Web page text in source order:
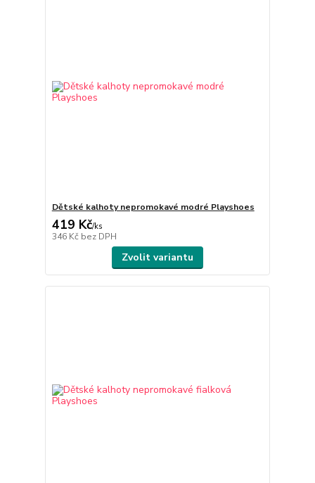
Dětské kalhoty nepromokavé modré Playshoes
419 Kč/ks
346 Kč bez DPH
Zvolit variantu